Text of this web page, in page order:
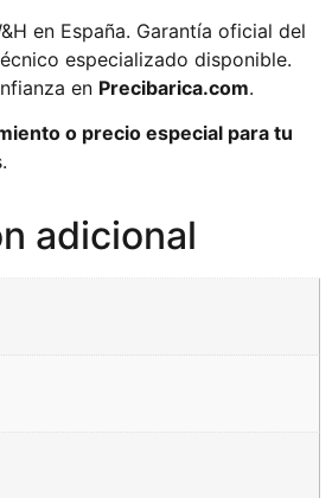
en España. Garantía oficial del
especializado disponible.
en Precibarica.com.
o precio especial para tu
adicional